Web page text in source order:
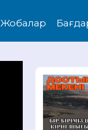
Жобалар